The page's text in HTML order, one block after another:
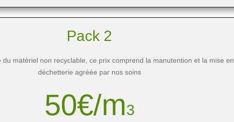
Pack 2
du matériel non recyclable, ce prix comprend la manutention et la mise en
déchetterie agréée par nos soins
50€/m3